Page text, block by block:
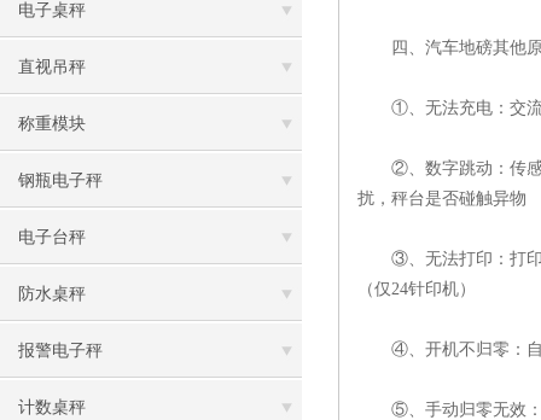
电子桌秤
直视吊秤
称重模块
钢瓶电子秤
电子台秤
防水桌秤
报警电子秤
计数桌秤
四、汽车地磅其他原
①、无法充电：交流
②、数字跳动：传感器
扰，秤台是否碰触异物
③、无法打印：打印机
（仅24针印机）
④、开机不归零：自
⑤、手动归零无效：